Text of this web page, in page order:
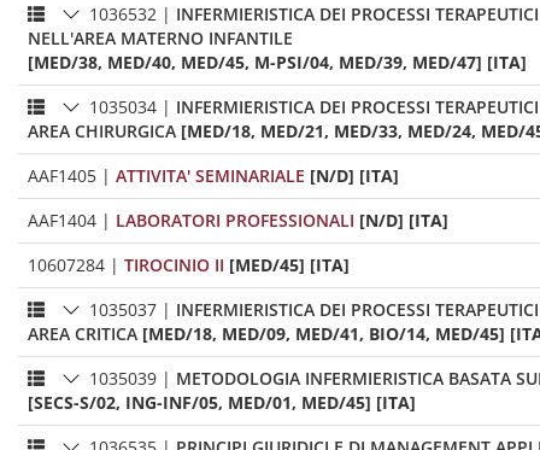
1036532 | INFERMIERISTICA DEI PROCESSI
NELL'AREA MATERNO INFANTILE
[MED/38, MED/40, MED/45, M-PSI/04, MED/39, MED/47] [ITA]
1035034 | INFERMIERISTICA DEI PROCESSI
AREA CHIRURGICA [MED/18, MED/21, MED/33, MED/24, MED/
AAF1405 | ATTIVITA' SEMINARIALE [N/D] [ITA]
AAF1404 | LABORATORI PROFESSIONALI [N/D] [ITA]
10607284 | TIROCINIO II [MED/45] [ITA]
1035037 | INFERMIERISTICA DEI PROCESSI
AREA CRITICA [MED/18, MED/09, MED/41, BIO/14, MED/45]
1035039 | METODOLOGIA INFERMIERISTICA BASATA
[SECS-S/02, ING-INF/05, MED/01, MED/45] [ITA]